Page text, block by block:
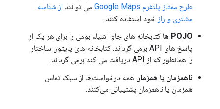
طرح ممتاز پلتفرم Google Maps
می توانند از شناسه
مشتری و راز خود استفاده کنند.
POJO ها
کتابخانه های جاوا اشیاء بومی را برای هر یک از
پاسخ های API برمی گرداند. کتابخانه های پایتون ساختار
را همانطور که از API دریافت می کند برمی گرداند.
ناهمزمان یا همزمان همه درخواست‌ها از سبک تماس
همزمان یا ناهمزمان پشتیبانی می‌کنند.